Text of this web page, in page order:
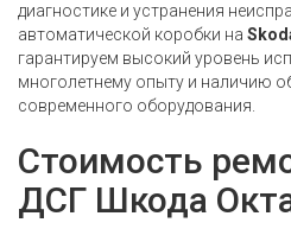
диагностике и устранения
автоматической коробки на
гарантируем высокий уровень
многолетнему опыту и наличию
современного оборудования.
Стоимость
ДСГ Шкода